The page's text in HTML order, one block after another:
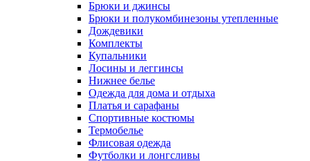
Брюки и джинсы
Брюки и полукомбинезоны утепленные
Дождевики
Комплекты
Купальники
Лосины и леггинсы
Нижнее белье
Одежда для дома и отдыха
Платья и сарафаны
Спортивные костюмы
Термобелье
Флисовая одежда
Футболки и лонгсливы